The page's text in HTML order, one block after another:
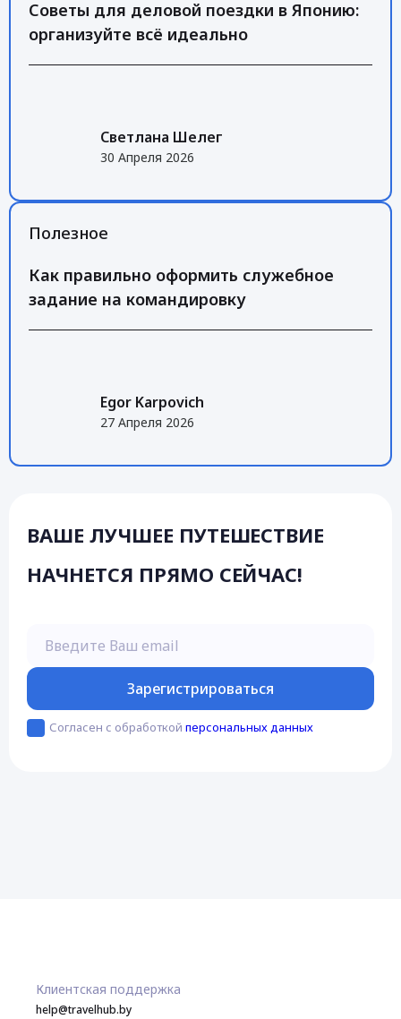
Советы для деловой поездки в Японию:
организуйте всё идеально
Светлана Шелег
30 Апреля 2026
Полезное
Как правильно оформить служебное
задание на командировку
Egor Karpovich
27 Апреля 2026
ВАШЕ ЛУЧШЕЕ ПУТЕШЕСТВИЕ
НАЧНЕТСЯ ПРЯМО СЕЙЧАС!
Зарегистрироваться
Согласен с обработкой персональных данных
Клиентская поддержка
help@travelhub.by